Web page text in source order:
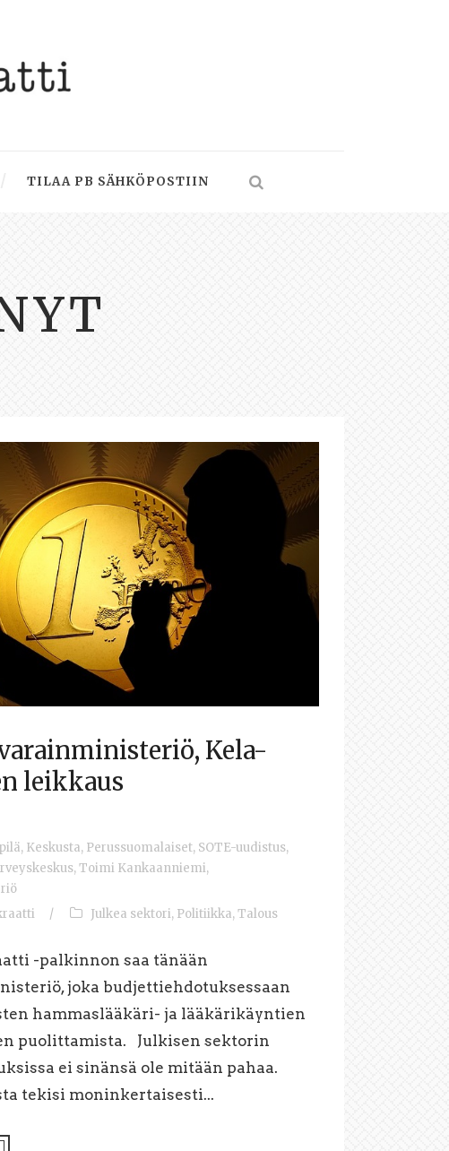
TILAA PB SÄHKÖPOSTIIN
Kela-
leikkaus
, Keskusta, Perussuomalaiset, SOTE-uudistus,
,Toimi Kankaanniemi,
/ Julkea sektori, Politiikka,Talous
-palkinnon saa tänään
joka budjettiehdotuksessaan
hammaslääkäri- ja lääkärikäyntien
puolittamista. Julkisen sektorin
ei sinänsä ole mitään pahaa.
tekisi moninkertaisesti...